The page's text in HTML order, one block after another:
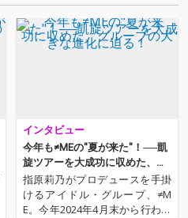
インタビュー
今年も≠MEの"夏が来た"！──凱
旋ツアーを大成功に収めた、グ
ループの大きな進化に迫る！
指原莉乃がプロデュースを手掛
けるアイドル・グループ、≠M
E。今年2024年4月末から行われ